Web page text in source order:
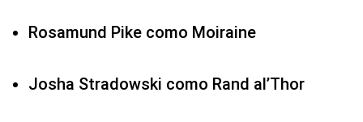
Rosamund Pike como Moiraine
Josha Stradowski como Rand al’Thor